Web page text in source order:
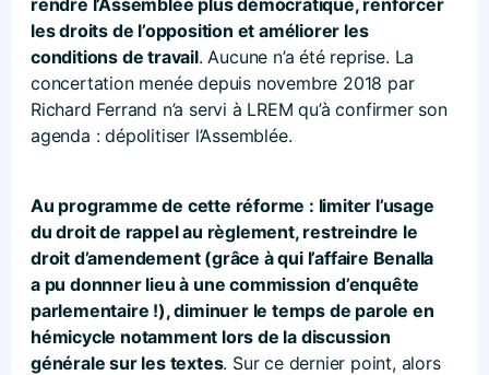
les droits de l’opposition et améliorer les
conditions de travail. Aucune n’a été reprise. La
concertation menée depuis novembre 2018 par
Richard Ferrand n’a servi à LREM qu’à confirmer son
agenda : dépolitiser l’Assemblée.
Au programme de cette réforme : limiter l’usage
du droit de rappel au règlement, restreindre le
droit d’amendement (grâce à qui l’affaire Benalla
a pu donnner lieu à une commission d’enquête
parlementaire !), diminuer le temps de parole en
hémicycle notamment lors de la discussion
générale sur les textes. Sur ce dernier point, alors